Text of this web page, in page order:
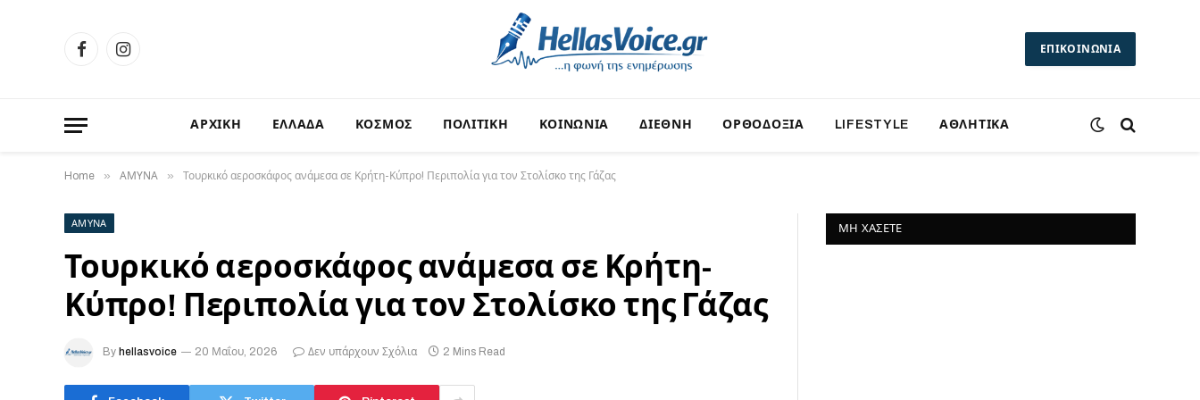
FacebookInstagram ΕΠΙΚΟΙΝΩΝΙΑ
ΑΡΧΙΚΗ ΕΛΛΑΔΑ ΚΟΣΜΟΣ ΠΟΛΙΤΙΚΗ ΚΟΙΝΩΝΙΑ ΔΙΕΘΝΗ ΟΡΘΟΔΟΞΙΑ LIFESTYLE ΑΘΛΗΤΙΚΑ
Home » ΑΜΥΝΑ » Τουρκικό αεροσκάφος ανάμεσα σε Κρήτη-Κύπρο! Περιπολία για τον Στολίσκο της Γάζας
ΑΜΥΝΑ
Τουρκικό αεροσκάφος ανάμεσα σε Κρήτη-
Κύπρο! Περιπολία για τον Στολίσκο της Γάζας
By hellasvoice 20 Μαΐου, 2026 Δεν υπάρχουν Σχόλια 2 Mins Read
ΜΗ ΧΆΣΕΤΕ